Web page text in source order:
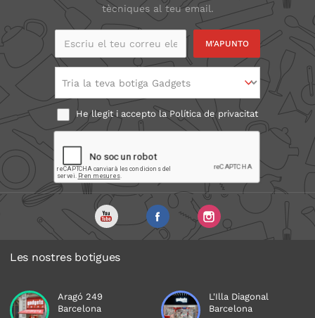
tècniques al teu email.
Escriu el teu correu
Tria la teva botiga Gadgets
He llegit i accepto laPolítica de privacitat
Les nostres botigues
Aragó 249
Barcelona
L'Illa Diagonal
Barcelona